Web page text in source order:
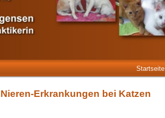
Startseite
Nieren-Erkrankungen bei Katzen